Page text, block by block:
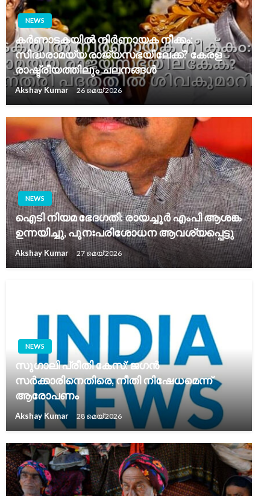
NEWS
കർണാടകയിൽ നിർണായക നീക്കം:
സിദ്ധരാമയ്യ രാജ്യസഭയിലേക്ക്? കേരള
രാഷ്ട്രീയത്തിലും ചലനങ്ങൾ
Akshay Kumar 26 മെയ്‌ 2026
NEWS
ഐടി നിയമ ഭേദഗതി: രായച്ചൂർ എംപി ആശങ്ക
ഉന്നയിച്ചു, പുനഃപരിശോധന ആവശ്യപ്പെട്ടു
Akshay Kumar 27 മെയ്‌ 2026
NEWS
സുഗാലി പ്രീതി കേസ്: ജഗൻ
സർക്കാരിനെതിരെ, നീതി നിഷേധമെന്ന്
ആരോപണം
Akshay Kumar 28 മെയ്‌ 2026